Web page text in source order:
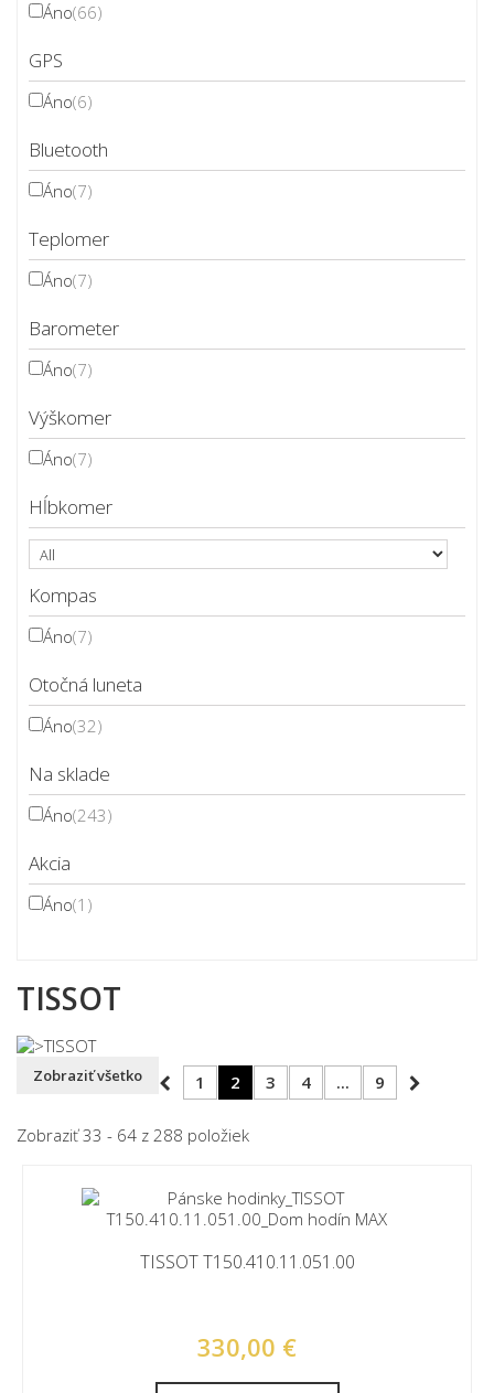
Áno(66)
GPS
Áno(6)
Bluetooth
Áno(7)
Teplomer
Áno(7)
Barometer
Áno(7)
Výškomer
Áno(7)
Hĺbkomer
Kompas
Áno(7)
Otočná luneta
Áno(32)
Na sklade
Áno(243)
Akcia
Áno(1)
TISSOT
Zobraziť všetko 1 2 3 4 ... 9
Zobraziť 33 - 64 z 288 položiek
TISSOT T150.410.11.051.00
330,00 €